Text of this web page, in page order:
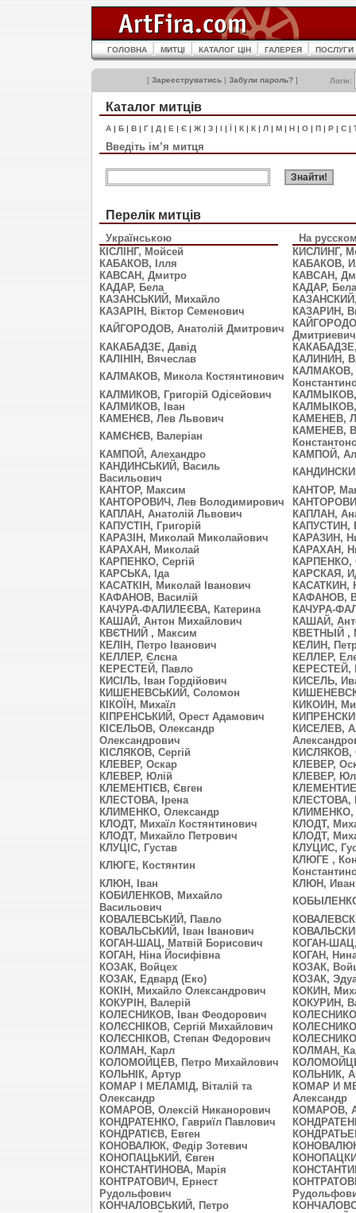
ГОЛОВНА МИТЦІ КАТАЛОГ ЦІН ГАЛЕРЕЯ ПОСЛУГИ
[ Зареєструватись | Забули пароль? ] Логін:
Каталог митців
А | Б | В | Г | Д | Е | Є | Ж | З | І | Ї | К | К | Л | М | Н | О | П | Р | С |
Введіть ім’я митця
Перелік митців
Українською
На
КIСЛIНГ, Мойсей
КИСЛИНГ,
КАБАКОВ, Ілля
КАБАКОВ,
КАВСАН, Дмитро
КАВСАН,
КАДАР, Бела
КАДАР, Бела
КАЗАНСЬКИЙ, Михайло
КАЗАРІН, Віктор Семенович
КАЗАРИН,
КАЙГОРОДОВ, Анатолій Дмитрович
Дмитриевич
КАКАБАДЗЕ, Давід
КАЛІНІН, Вячеслав
КАЛИНИН,
КАЛМАКОВ, Микола Костянтинович
КАЛМАКОВ,
КАЛМИКОВ, Григорій Одісейович
КАЛМЫКОВ,
КАЛМИКОВ, Іван
КАМЕНЄВ, Лев Львович
КАМЕНЕВ,
КАМЄНЄВ, Валеріан
КАМЕНЕВ,
КАМПОЙ, Алехандро
КАМПОЙ,
КАНДИНСЬКИЙ, Василь
Васильович
КАНТОР, Максим
КАНТОР,
КАНТОРОВИЧ, Лев Володимирович
КАПЛАН, Анатолій Львович
КАПЛАН,
КАПУСТІН, Григорій
КАПУСТИН,
КАРАЗІН, Миколай Миколайович
КАРАЗИН,
КАРАХАН, Миколай
КАРАХАН,
КАРПЕНКО, Сергій
КАРПЕНКО,
КАРСЬКА, Іда
КАРСКАЯ,
КАСАТКІН, Миколай Іванович
КАСАТКИН,
КАФАНОВ, Василій
КАФАНОВ,
КАЧУРА-ФАЛИЛЕЄВА, Катерина
КАЧУРА-
КАШАЙ, Антон Михайлович
КАШАЙ,
КВЄТНИЙ , Максим
КВЕТНЫЙ ,
КЕЛІН, Петро Іванович
КЕЛИН,
КЕЛЛЕР, Єлєна
КЕЛЛЕР,
КЕРЕСТЕЙ, Павло
КЕРЕСТЕЙ,
КИСІЛЬ, Іван Гордійович
КИСЕЛЬ,
КИШЕНЕВСЬКИЙ, Соломон
КІКОЇН, Михаїл
КИКОИН,
КІПРЕНСЬКИЙ, Орест Адамович
КІСЕЛЬОВ, Олександр
Олександрович
КИСЕЛЕВ,
КІСЛЯКОВ, Сергій
КИСЛЯКОВ,
КЛЕВЕР, Оскар
КЛЕВЕР,
КЛЕВЕР, Юлій
КЛЕВЕР,
КЛЕМЕНТІЄВ, Євген
КЛЕСТОВА, Ірена
КЛЕСТОВА,
КЛИМЕНКО, Олександр
КЛИМЕНКО,
КЛОДТ, Михаїл Костянтинович
КЛОДТ,
КЛОДТ, Михайло Петрович
КЛОДТ,
КЛУЦІС, Густав
КЛУЦИС,
КЛЮГЕ, Костянтин
КЛЮГЕ ,
КЛЮН, Іван
КЛЮН, Иван
КОБИЛЕНКОВ, Михайло
Васильович
КОВАЛЕВСЬКИЙ, Павло
КОВАЛЬСЬКИЙ, Іван Іванович
КОГАН-ШАЦ, Матвій Борисович
КОГАН-
КОГАН, Ніна Йосифівна
КОГАН,
КОЗАК, Войцех
КОЗАК,
КОЗАК, Едвард (Еко)
КОЗАК,
КОКІН, Михайло Олександрович
КОКИН,
КОКУРІН, Валерій
КОКУРИН,
КОЛЕСНИКОВ, Іван Феодорович
КОЛЄСНІКОВ, Сергій Михайлович
КОЛЄСНІКОВ, Степан Федорович
КОЛМАН, Карл
КОЛМАН,
КОЛОМОЙЦЕВ, Петро Михайлович
КОЛЬНІК, Артур
КОЛЬНИК,
КОМАР І МЕЛАМІД, Віталій та
Олександр
КОМАР И
Александр
КОМАРОВ, Олексій Никанорович
КОМАРОВ,
КОНДРАТЕНКО, Гавриїл Павлович
КОНДРАТІЄВ, Евген
КОНОВАЛЮК, Федір Зотевич
КОНОПАЦЬКИЙ, Євген
КОНСТАНТИНОВА, Марія
КОНТРАТОВИЧ, Ернест
Рудольфович
КОНЧАЛОВСЬКИЙ, Петро